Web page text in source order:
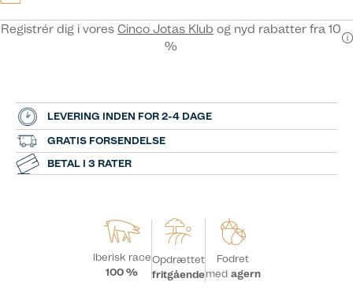
Registrér dig i vores Cinco Jotas Klub og nyd rabatter fra 10
%
LEVERING INDEN FOR 2-4 DAGE
GRATIS FORSENDELSE
BETAL I 3 RATER
Iberisk race
100 %
Opdrættet
fritgående
Fodret
med agern